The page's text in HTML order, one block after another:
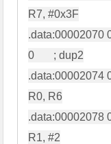
R7, #0x3F
.data:00002070
0       ; dup2
.data:00002074
R0, R6
.data:00002078
R1, #2